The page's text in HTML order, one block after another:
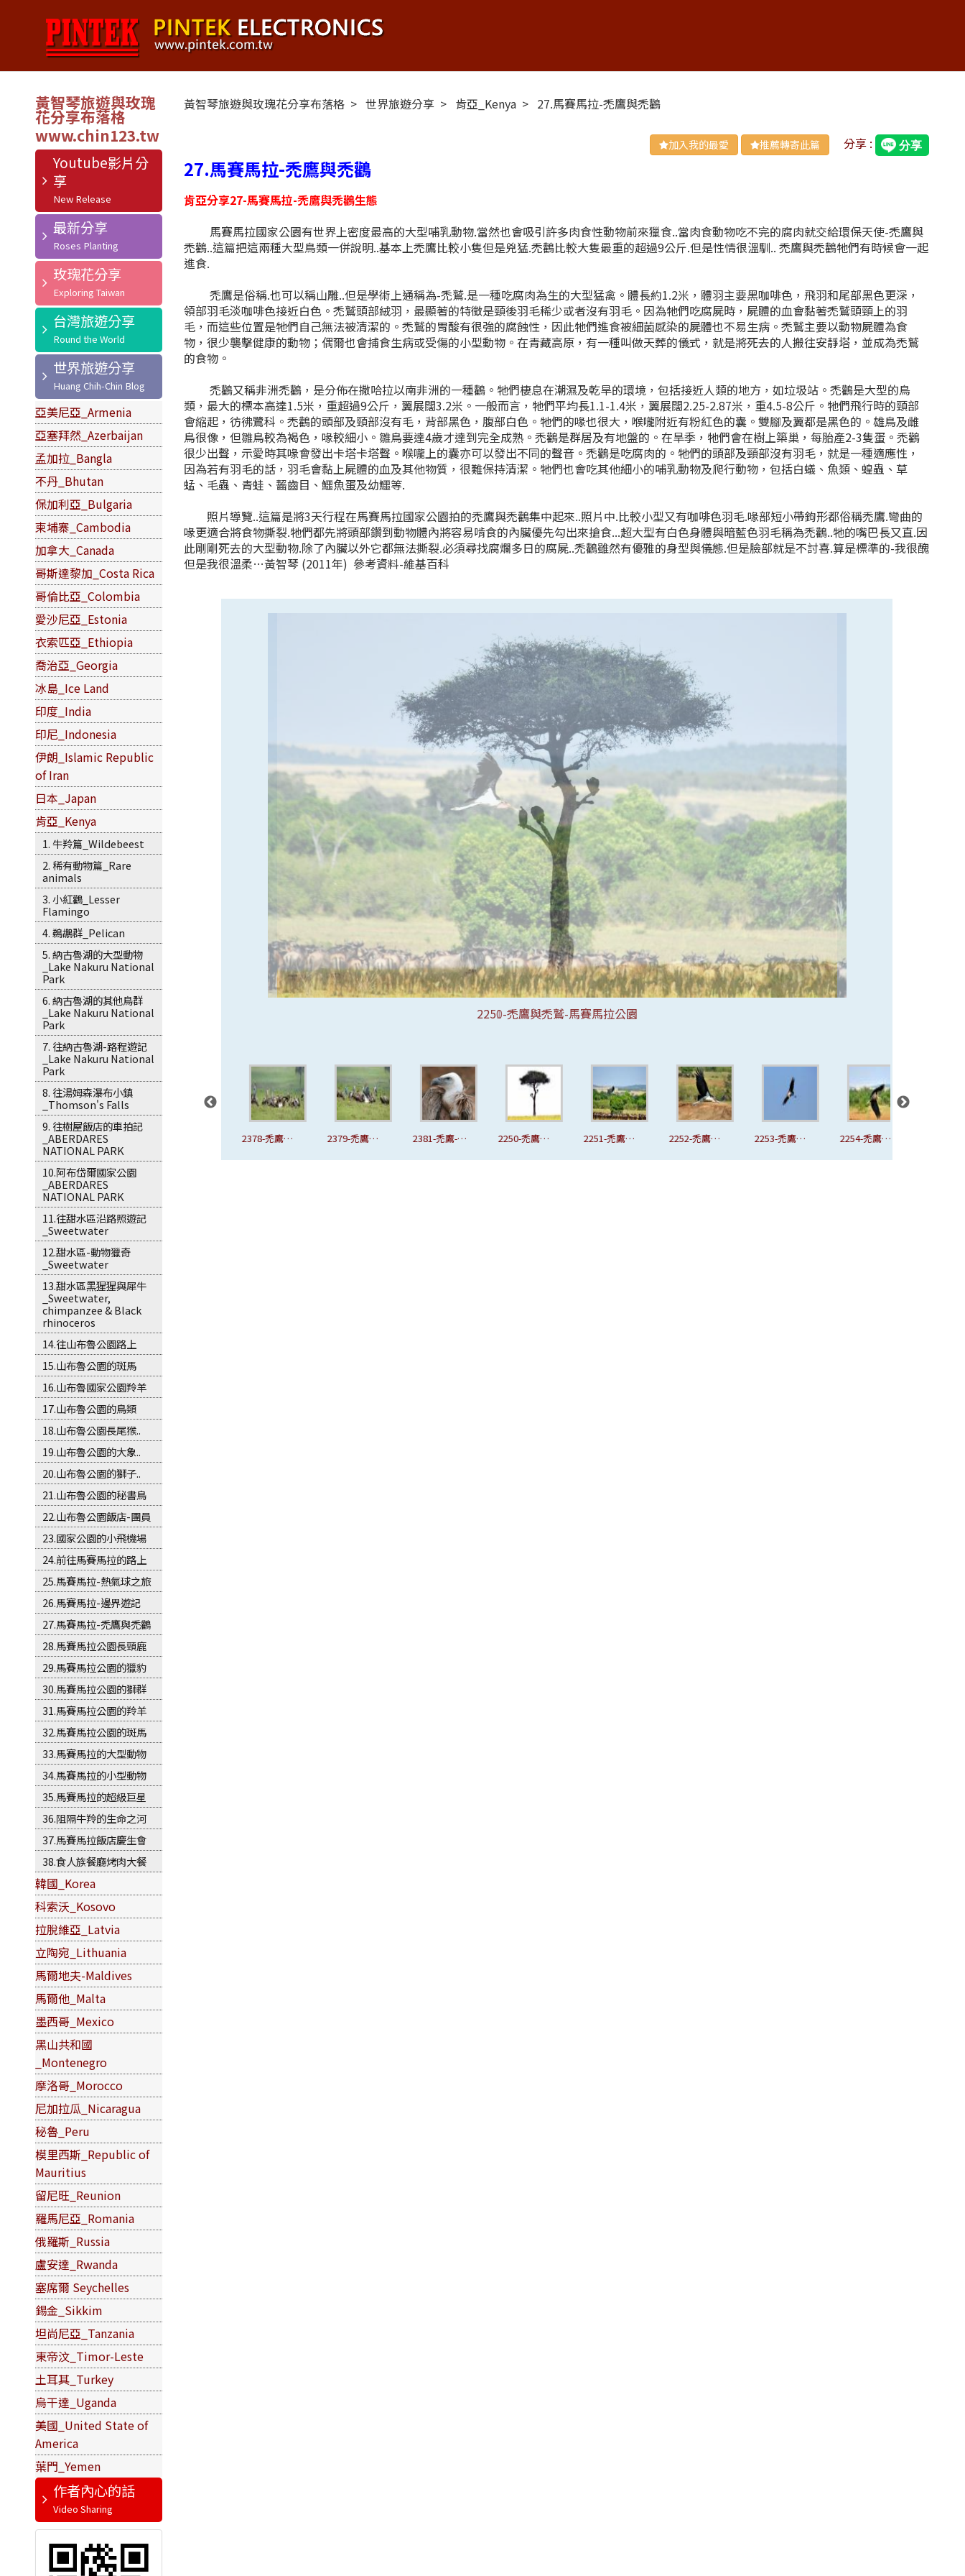
黃智琴旅遊與玫瑰
花分享布落格
Youtube影片分
享
最新分享
玫瑰花分享
台灣旅遊分享
世界旅遊分享
亞美尼亞_Armenia
亞塞拜然_Azerbaijan
孟加拉_Bangla
不丹_Bhutan
保加利亞_Bulgaria
柬埔寨_Cambodia
加拿大_Canada
哥斯達黎加_Costa Rica
哥倫比亞_Colombia
愛沙尼亞_Estonia
衣索匹亞_Ethiopia
喬治亞_Georgia
冰島_Ice Land
印度_India
印尼_Indonesia
伊朗_Islamic Republic
of Iran
日本_Japan
肯亞_Kenya
1. 牛羚篇_Wildebeest
2. 稀有動物篇_Rare
animals
3. 小紅鸛_Lesser
Flamingo
4. 鵜鶘群_Pelican
5. 納古魯湖的大型動物
_Lake Nakuru National
Park
6. 納古魯湖的其他鳥群
_Lake Nakuru National
Park
7. 往納古魯湖-路程遊記
_Lake Nakuru National
Park
8. 往湯姆森瀑布小鎮
_Thomson's Falls
9. 往樹屋飯店的車拍記
_ABERDARES
NATIONAL PARK
10.阿布岱爾國家公園
_ABERDARES
NATIONAL PARK
11.往甜水區沿路照遊記
_Sweetwater
12.甜水區-動物獵奇
_Sweetwater
13.甜水區黑猩猩與犀牛
_Sweetwater,
chimpanzee & Black
rhinoceros
14.往山布魯公園路上
15.山布魯公園的斑馬
16.山布魯國家公園羚羊
17.山布魯公園的鳥類
18.山布魯公園長尾猴..
19.山布魯公園的大象..
20.山布魯公園的獅子..
21.山布魯公園的秘書鳥
22.山布魯公園飯店-團員
23.國家公園的小飛機場
24.前往馬賽馬拉的路上
25.馬賽馬拉-熱氣球之旅
26.馬賽馬拉-邊界遊記
27.馬賽馬拉-禿鷹與禿鸛
28.馬賽馬拉公園長頸鹿
29.馬賽馬拉公園的獵豹
30.馬賽馬拉公園的獅群
31.馬賽馬拉公園的羚羊
32.馬賽馬拉公園的斑馬
33.馬賽馬拉的大型動物
34.馬賽馬拉的小型動物
35.馬賽馬拉的超級巨星
36.阻隔牛羚的生命之河
37.馬賽馬拉飯店慶生會
38.食人族餐廳烤肉大餐
韓國_Korea
科索沃_Kosovo
拉脫維亞_Latvia
立陶宛_Lithuania
馬爾地夫-Maldives
馬爾他_Malta
墨西哥_Mexico
黑山共和國
_Montenegro
摩洛哥_Morocco
尼加拉瓜_Nicaragua
秘魯_Peru
模里西斯_Republic of
Mauritius
留尼旺_Reunion
羅馬尼亞_Romania
俄羅斯_Russia
盧安達_Rwanda
塞席爾 Seychelles
錫金_Sikkim
坦尚尼亞_Tanzania
東帝汶_Timor-Leste
土耳其_Turkey
烏干達_Uganda
美國_United State of
America
葉門_Yemen
作者內心的話
黃智琴旅遊與玫瑰花分享布落格 世界旅遊分享 肯亞_Kenya 27.馬賽馬拉-禿鷹與禿鸛
加入我的最愛 推薦轉寄此篇 分享 :
27.馬賽馬拉-禿鷹與禿鸛
肯亞分享27-馬賽馬拉-禿鷹與禿鸛生態
馬賽馬拉國家公園有世界上密度最高的大型哺乳動物.當然也會吸引許多肉食性動物前來獵食..當肉食動物吃不完的腐肉就交給環保天使-禿鷹與
禿鸛..這篇把這兩種大型鳥類一併說明..基本上禿鷹比較小隻但是兇猛.禿鸛比較大隻最重的超過9公斤.但是性情很溫馴.. 禿鷹與禿鸛牠們有時候會一起
進食.
禿鷹是俗稱.也可以稱山雕..但是學術上通稱為-禿鷲.是一種吃腐肉為生的大型猛禽。體長約1.2米，體羽主要黑咖啡色，飛羽和尾部黑色更深，
領部羽毛淡咖啡色接近白色。禿鷲頭部絨羽，最顯著的特徵是頸後羽毛稀少或者沒有羽毛。因為牠們吃腐屍時，屍體的血會黏著禿鷲頭頸上的羽
毛，而這些位置是牠們自己無法被清潔的。禿鷲的胃酸有很強的腐蝕性，因此牠們進食被細菌感染的屍體也不易生病。禿鷲主要以動物屍體為食
物，很少襲擊健康的動物；偶爾也會捕食生病或受傷的小型動物。在青藏高原，有一種叫做天葬的儀式，就是將死去的人搬往安靜塔，並成為禿鷲
的食物。
禿鸛又稱非洲禿鸛，是分佈在撒哈拉以南非洲的一種鸛。牠們棲息在潮濕及乾旱的環境，包括接近人類的地方，如垃圾站。禿鸛是大型的鳥
類，最大的標本高達1.5米，重超過9公斤，翼展闊3.2米。一般而言，牠們平均長1.1-1.4米，翼展闊2.25-2.87米，重4.5-8公斤。牠們飛行時的頸部
會縮起，彷彿鷺科。禿鸛的頭部及頸部沒有毛，背部黑色，腹部白色。牠們的喙也很大，喉嚨附近有粉紅色的囊。雙腳及翼都是黑色的。雄鳥及雌
鳥很像，但雛鳥較為褐色，喙較細小。雛鳥要達4歲才達到完全成熟。禿鸛是群居及有地盤的。在旱季，牠們會在樹上築巢，每胎產2-3隻蛋。禿鸛
很少出聲，示愛時其喙會發出卡塔卡塔聲。喉嚨上的囊亦可以發出不同的聲音。禿鸛是吃腐肉的。牠們的頭部及頸部沒有羽毛，就是一種適應性，
因為若有羽毛的話，羽毛會黏上屍體的血及其他物質，很難保持清潔。牠們也會吃其他細小的哺乳動物及爬行動物，包括白蟻、魚類、蝗蟲、草
蜢、毛蟲、青蛙、齧齒目、鱷魚蛋及幼鱷等.
照片導覽..這篇是將3天行程在馬賽馬拉國家公園拍的禿鷹與禿鸛集中起來..照片中.比較小型又有咖啡色羽毛.喙部短小帶鉤形都俗稱禿鷹.彎曲的
喙更適合將食物撕裂.牠們都先將頭部鑽到動物體內將容易啃食的內臟優先勾出來搶食...超大型有白色身體與暗藍色羽毛稱為禿鸛..牠的嘴巴長又直.因
此剛剛死去的大型動物.除了內臟以外它都無法撕裂.必須尋找腐爛多日的腐屍..禿鸛雖然有優雅的身型與儀態.但是臉部就是不討喜.算是標準的-我很醜
但是我很溫柔…黃智琴 (2011年) 參考資料-維基百科
2250-禿鷹與禿鷲-馬賽馬拉公園
2251-禿鷹與禿鷲-馬賽馬拉公園
2252-禿鷹與禿鷲-馬賽馬拉公園
2253-禿鷹與禿鷲-馬賽馬拉公園
2254-禿鷹與禿鷲-馬賽馬拉公園
2255-禿鷹與禿鷲-馬賽馬拉公園
2256-禿鷹與禿鷲-馬賽馬拉公園
2257-禿鷹與禿鷲-馬賽馬拉公園
2259-禿鷹與禿鷲-馬賽馬拉公園
2262-禿鷹與禿鷲-馬賽馬拉公園
2263-禿鷹與禿鷲-馬賽馬拉公園
2264-禿鷹與禿鷲-馬賽馬拉公園
2265-禿鷹與禿鷲-馬賽馬拉公園
2269-禿鷹與禿鷲-馬賽馬拉公園
2270-禿鷹與禿鷲-馬賽馬拉公園
2272-禿鷹與禿鷲-馬賽馬拉公園
2273-禿鷹與禿鷲-馬賽馬拉公園
2275-禿鷹與禿鷲-馬賽馬拉公園
2276-禿鷹與禿鷲-馬賽馬拉公園
2277-禿鷹與禿鷲-馬賽馬拉公園
2278-禿鷹與禿鷲-馬賽馬拉公園
2281-禿鷹與禿鷲-馬賽馬拉公園
2282-禿鷹與禿鷲-馬賽馬拉公園
2283-禿鷹與禿鷲-馬賽馬拉公園
2284-禿鷹與禿鷲-馬賽馬拉公園
2285-禿鷹與禿鷲-馬賽馬拉公園
2286-禿鷹與禿鷲-馬賽馬拉公園
2287-禿鷹與禿鷲-馬賽馬拉公園
2289-禿鷹與禿鷲-馬賽馬拉公園
2290-禿鷹與禿鷲-馬賽馬拉公園
2291-禿鷹與禿鷲-馬賽馬拉公園
2292-禿鷹與禿鷲-馬賽馬拉公園
2293-禿鷹與禿鷲-馬賽馬拉公園
2296-禿鷹與禿鷲-馬賽馬拉公園
2297-禿鷹與禿鷲-馬賽馬拉公園
2298-禿鷹與禿鷲-馬賽馬拉公園
2299-禿鷹與禿鷲-馬賽馬拉公園
2300-禿鷹與禿鷲-馬賽馬拉公園
2301-禿鷹與禿鷲-馬賽馬拉公園
2302-禿鷹與禿鷲-馬賽馬拉公園
2303-禿鷹與禿鷲-馬賽馬拉公園
2305-禿鷹與禿鷲-馬賽馬拉公園
2309-禿鷹與禿鷲-馬賽馬拉公園
2310-禿鷹與禿鷲-馬賽馬拉公園
2311-禿鷹與禿鷲-馬賽馬拉公園
2312-禿鷹與禿鷲-馬賽馬拉公園
2315-禿鷹與禿鷲-馬賽馬拉公園
2316-禿鷹與禿鷲-馬賽馬拉公園
2317-禿鷹與禿鷲-馬賽馬拉公園
2319-禿鷹與禿鷲-馬賽馬拉公園
2320-禿鷹與禿鷲-馬賽馬拉公園
2322-禿鷹與禿鷲-馬賽馬拉公園
2323-禿鷹與禿鷲-馬賽馬拉公園
2332-禿鷹與禿鷲-馬賽馬拉公園
2335-禿鷹與禿鷲-馬賽馬拉公園
2336-禿鷹與禿鷲-馬賽馬拉公園
2337-禿鷹與禿鷲-馬賽馬拉公園
2338-禿鷹與禿鷲-馬賽馬拉公園
2343-禿鷹與禿鷲-馬賽馬拉公園
2346-禿鷹與禿鷲-馬賽馬拉公園
2347-禿鷹與禿鷲-馬賽馬拉公園
2349-禿鷹與禿鷲-馬賽馬拉公園
2350-禿鷹與禿鷲-馬賽馬拉公園
2351-禿鷹與禿鷲-馬賽馬拉公園
2353-禿鷹與禿鷲-馬賽馬拉公園
2354-禿鷹與禿鷲-馬賽馬拉公園
2355-禿鷹與禿鷲-馬賽馬拉公園
2357-禿鷹與禿鷲-馬賽馬拉公園
2358-禿鷹與禿鷲-馬賽馬拉公園
2359-禿鷹與禿鷲-馬賽馬拉公園
2361-禿鷹與禿鷲-馬賽馬拉公園
2362-禿鷹與禿鷲-馬賽馬拉公園
2363-禿鷹與禿鷲-馬賽馬拉公園
2364-禿鷹與禿鷲-馬賽馬拉公園
2366-禿鷹與禿鷲-馬賽馬拉公園
2368-禿鷹與禿鷲-馬賽馬拉公園
2369-禿鷹與禿鷲-馬賽馬拉公園
2371-禿鷹與禿鷲-馬賽馬拉公園
2374-禿鷹與禿鷲-馬賽馬拉公園
2375-禿鷹與禿鷲-馬賽馬拉公園
2376-禿鷹與禿鷲-馬賽馬拉公園
2377-禿鷹與禿鷲-馬賽馬拉公園
2378-禿鷹與禿鷲-馬賽馬拉公園
2379-禿鷹與禿鷲-馬賽馬拉公園
2381-禿鷹-維基百科
2376-禿鷹與
禿鷲-馬賽馬
拉公園
2377-禿鷹與
禿鷲-馬賽馬
拉公園
2379-禿鷹與
2381-禿鷹-維
2250-禿鷹與
2251-禿鷹與
2252-禿鷹與
2253-禿鷹與
2254-禿鷹與
2255-禿鷹與